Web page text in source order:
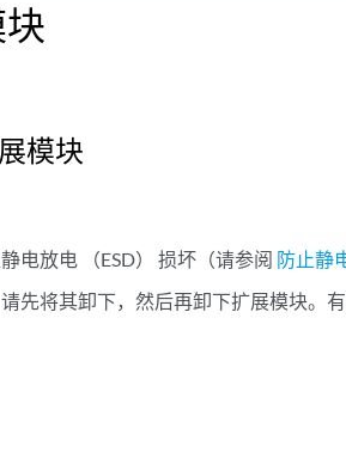
模块
电放电 （ESD） 损坏（请参阅 防止静
先将其卸下，然后再卸下扩展模块。